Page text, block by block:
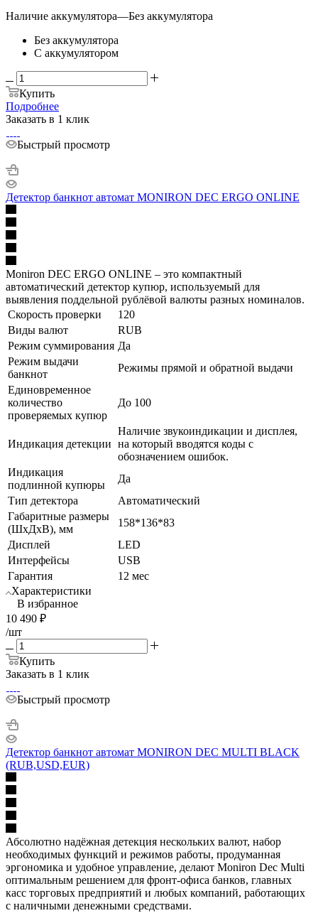
Наличие аккумулятора—Без аккумулятора
Без аккумулятора
С аккумулятором
Купить
Подробнее
Заказать в 1 клик
Быстрый просмотр
Детектор банкнот автомат MONIRON DEC ERGO ONLINE
Moniron DEC ERGO ONLINE – это компактный
автоматический детектор купюр, используемый для
выявления поддельной рублёвой валюты разных номиналов.
Скорость проверки
120
Виды валют
RUB
Режим суммирования Да
Режим выдачи
банкнот
Режимы прямой и обратной выдачи
Единовременное
количество
проверяемых купюр
До 100
Индикация детекции
Наличие звукоиндикации и дисплея,
на который вводятся коды с
обозначением ошибок.
Индикация
подлинной купюры
Да
Тип детектора
Автоматический
Габаритные размеры
(ШхДхВ), мм
158*136*83
Дисплей
LED
Интерфейсы
USB
Гарантия
12 мес
Характеристики
В избранное
10 490 ₽
/шт
Купить
Заказать в 1 клик
Быстрый просмотр
Детектор банкнот автомат MONIRON DEC MULTI BLACK
(RUB,USD,EUR)
Абсолютно надёжная детекция нескольких валют, набор
необходимых функций и режимов работы, продуманная
эргономика и удобное управление, делают Moniron Dec Multi
оптимальным решением для фронт-офиса банков, главных
касс торговых предприятий и любых компаний, работающих
с наличными денежными средствами.